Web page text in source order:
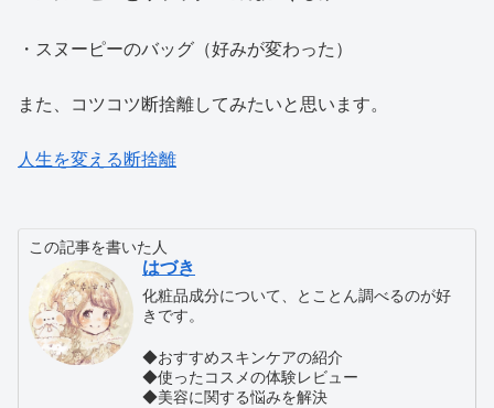
・スヌーピーのバッグ（好みが変わった）
また、コツコツ断捨離してみたいと思います。
人生を変える断捨離
この記事を書いた人
はづき
化粧品成分について、とことん調べるのが好
きです。
◆おすすめスキンケアの紹介
◆使ったコスメの体験レビュー
◆美容に関する悩みを解決